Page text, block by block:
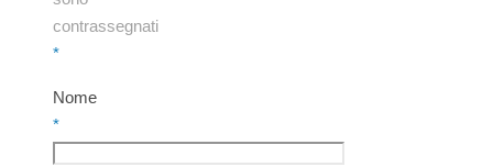
contrassegnati
*
Nome
*